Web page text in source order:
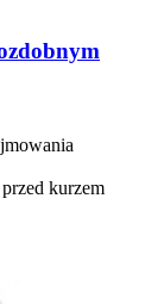
kurzem